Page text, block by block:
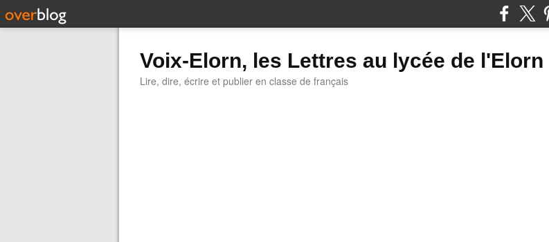
Voix-Elorn, les Lettres au lycée de l'Elorn
Lire, dire, écrire et publier en classe de français